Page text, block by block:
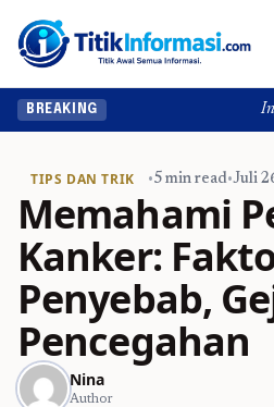
BREAKING
TIPS DAN TRIK •5 min read•Juli
Memahami
Kanker:
Penyebab,
Pencegahan
Nina
Author